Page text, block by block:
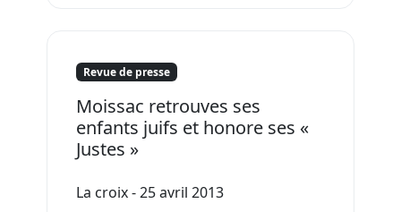
Revue de presse
Moissac retrouves ses
enfants juifs et honore ses «
Justes »
La croix - 25 avril 2013